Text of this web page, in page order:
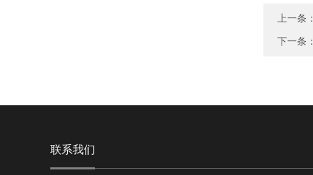
上一条：
下一条：
联系我们